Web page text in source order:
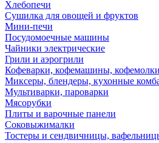
Хлебопечи
Сушилка для овощей и фруктов
Мини-печи
Посудомоечные машины
Чайники электрические
Грили и аэрогрили
Кофеварки, кофемашины, кофемолки
Миксеры, блендеры, кухонные
Мультиварки, пароварки
Мясорубки
Плиты и варочные панели
Соковыжималки
Тостеры и сендвичницы,